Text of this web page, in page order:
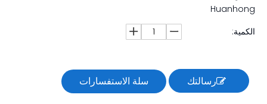
Huanhong
الكمية:
رسالتك سلة الاستفسارات